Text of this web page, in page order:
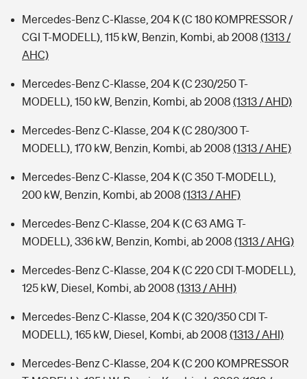
Mercedes-Benz C-Klasse, 204 K (C 180 KOMPRESSOR /
CGI T-MODELL), 115 kW, Benzin, Kombi, ab 2008 (1313 /
AHC)
Mercedes-Benz C-Klasse, 204 K (C 230/250 T-
MODELL), 150 kW, Benzin, Kombi, ab 2008 (1313 / AHD)
Mercedes-Benz C-Klasse, 204 K (C 280/300 T-
MODELL), 170 kW, Benzin, Kombi, ab 2008 (1313 / AHE)
Mercedes-Benz C-Klasse, 204 K (C 350 T-MODELL),
200 kW, Benzin, Kombi, ab 2008 (1313 / AHF)
Mercedes-Benz C-Klasse, 204 K (C 63 AMG T-
MODELL), 336 kW, Benzin, Kombi, ab 2008 (1313 / AHG)
Mercedes-Benz C-Klasse, 204 K (C 220 CDI T-MODELL),
125 kW, Diesel, Kombi, ab 2008 (1313 / AHH)
Mercedes-Benz C-Klasse, 204 K (C 320/350 CDI T-
MODELL), 165 kW, Diesel, Kombi, ab 2008 (1313 / AHI)
Mercedes-Benz C-Klasse, 204 K (C 200 KOMPRESSOR